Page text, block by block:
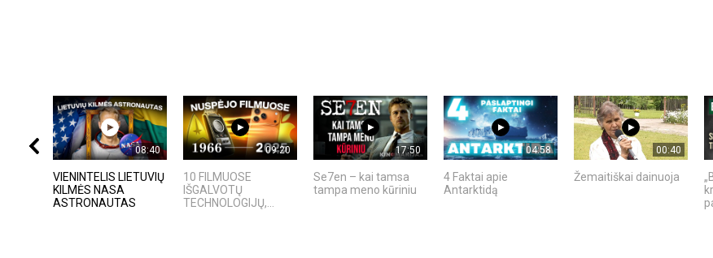
08:40
VIENINTELIS LIETUVIŲ
KILMĖS NASA
ASTRONAUTAS
09:20
10 FILMUOSE
IŠGALVOTŲ
TECHNOLOGIJŲ,...
17:50
Se7en – kai tamsa
tampa meno kūriniu
04:58
4 Faktai apie
Antarktidą
00:40
Žemaitiškai dainuoja